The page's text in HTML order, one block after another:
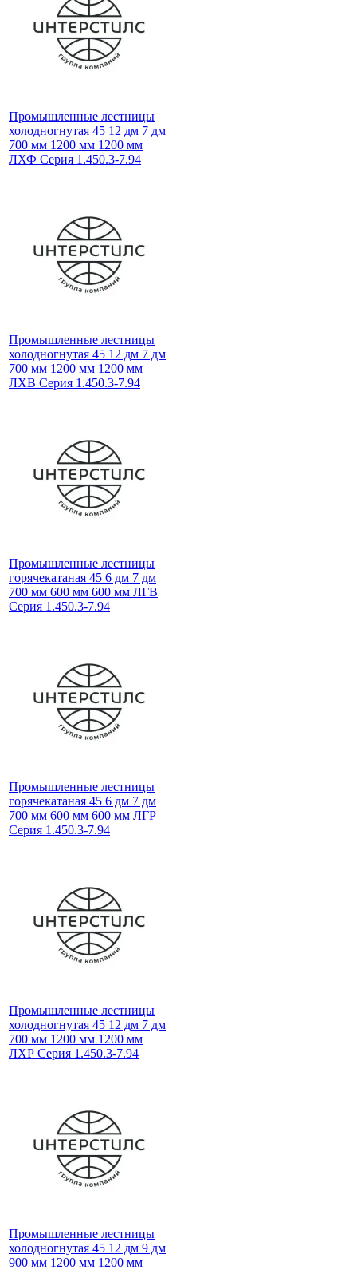
Промышленные лестницы
холодногнутая 45 12 дм 7 дм
700 мм 1200 мм 1200 мм
ЛХФ Серия 1.450.3-7.94
Промышленные лестницы
холодногнутая 45 12 дм 7 дм
700 мм 1200 мм 1200 мм
ЛХВ Серия 1.450.3-7.94
Промышленные лестницы
горячекатаная 45 6 дм 7 дм
700 мм 600 мм 600 мм ЛГВ
Серия 1.450.3-7.94
Промышленные лестницы
горячекатаная 45 6 дм 7 дм
700 мм 600 мм 600 мм ЛГР
Серия 1.450.3-7.94
Промышленные лестницы
холодногнутая 45 12 дм 7 дм
700 мм 1200 мм 1200 мм
ЛХР Серия 1.450.3-7.94
Промышленные лестницы
холодногнутая 45 12 дм 9 дм
900 мм 1200 мм 1200 мм